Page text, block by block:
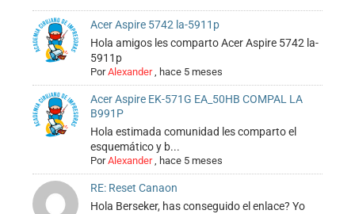
Acer Aspire 5742 la-5911p
Hola amigos les comparto Acer Aspire 5742 la-
5911p
PorAlexander, hace 5 meses
Acer Aspire EK-571G EA_50HB COMPAL LA
B991P
Hola estimada comunidad les comparto el
esquemático y b...
PorAlexander, hace 5 meses
RE: Reset Canaon
Hola Berseker, has conseguido el enlace? Yo